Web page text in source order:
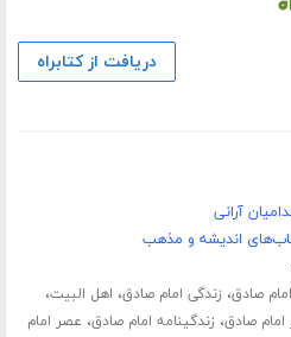
دریافت از کتابراه
آرانی
اندیشه و مذهب
امام صادق، زندگی امام صادق، اهل البیت،
صادق، زندگینامه امام صادق، عصر امام